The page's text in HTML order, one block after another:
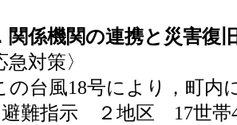
関係機関の連携と災害復
急対策〉
台風18号により，町内
難指示 ２地区 17世帯